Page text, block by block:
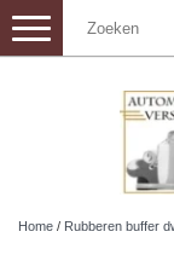
Toggle
navigation
Home / Rubberen buffer